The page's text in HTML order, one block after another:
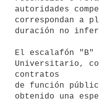
autoridades
correspondan a
duración no
El escalafón "B"
Universitario,
contratos
de función
obtenido una